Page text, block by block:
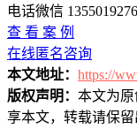
电话微信
查 看 案 例
在线匿名咨询
本文地址： https://
版权声明： 本文为
享本文，转载请保留